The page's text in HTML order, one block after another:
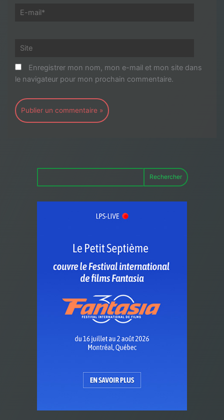
E-
Site
Enregistrer mon nom, mon e-mail et mon site dans
le navigateur pour mon prochain commentaire.
Rechercher